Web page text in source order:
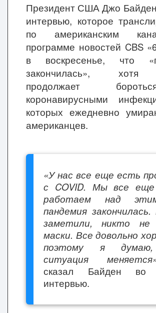
Президент США Джо
интервью, которое
по американским
программе новостей CBS
в воскресенье, что
закончилась», хотя
продолжает
коронавирусными
которых ежедневно
американцев.
«У нас все еще есть
с COVID. Мы все еще
работаем над
пандемия
заметили, никто не
маски. Все довольно
поэтому я
ситуация
сказал Байден во
интервью.